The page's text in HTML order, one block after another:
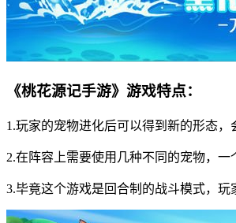
《桃花源记手游》游戏特点：
1.玩家的宠物进化后可以得到新的形态，
2.在阵容上需要使用几种不同的宠物，
3.毕竟这个游戏是回合制的战斗模式，玩